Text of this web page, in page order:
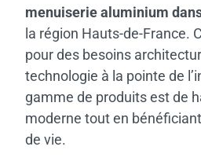
menuiserie aluminium dans
la région Hauts-de-France.
pour des besoins
technologie à la pointe de
gamme de produits est de
moderne tout en
de vie.